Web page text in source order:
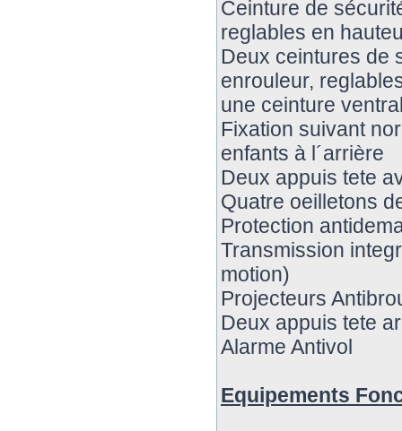
Ceinture de
reglables en
Deux ceintures de
enrouleur,
une ceinture
Fixation suivant
enfants à l´arrière
Deux appuis tete
Quatre oeilletons
Protection
Transmission
motion)
Projecteurs
Deux appuis tete
Alarme Antivol
Equipements